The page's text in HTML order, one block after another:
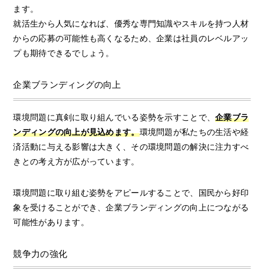
ます。
就活生から人気になれば、優秀な専門知識やスキルを持つ人材
からの応募の可能性も高くなるため、企業は社員のレベルアッ
プも期待できるでしょう。
企業ブランディングの向上
環境問題に真剣に取り組んでいる姿勢を示すことで、企業ブラ
ンディングの向上が見込めます。環境問題が私たちの生活や経
済活動に与える影響は大きく、その環境問題の解決に注力すべ
きとの考え方が広がっています。
環境問題に取り組む姿勢をアピールすることで、国民から好印
象を受けることができ、企業ブランディングの向上につながる
可能性があります。
競争力の強化